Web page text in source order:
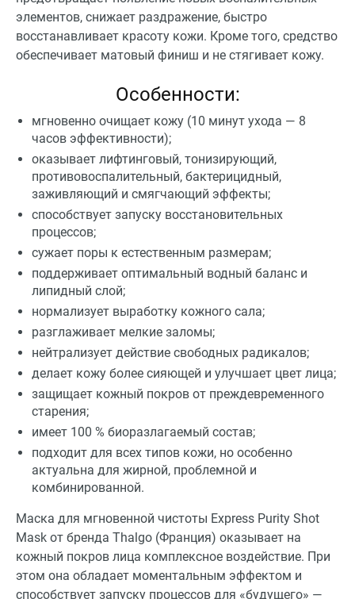
элементов, снижает раздражение, быстро
восстанавливает красоту кожи. Кроме того, средство
обеспечивает матовый финиш и не стягивает кожу.
Особенности:
мгновенно очищает кожу (10 минут ухода — 8
часов эффективности);
оказывает лифтинговый, тонизирующий,
противовоспалительный, бактерицидный,
заживляющий и смягчающий эффекты;
способствует запуску восстановительных
процессов;
сужает поры к естественным размерам;
поддерживает оптимальный водный баланс и
липидный слой;
нормализует выработку кожного сала;
разглаживает мелкие заломы;
нейтрализует действие свободных радикалов;
делает кожу более сияющей и улучшает цвет лица;
защищает кожный покров от преждевременного
старения;
имеет 100 % биоразлагаемый состав;
подходит для всех типов кожи, но особенно
актуальна для жирной, проблемной и
комбинированной.
Маска для мгновенной чистоты Express Purity Shot
Mask от бренда Thalgo (Франция) оказывает на
кожный покров лица комплексное воздействие. При
этом она обладает моментальным эффектом и
способствует запуску процессов для «будущего» —